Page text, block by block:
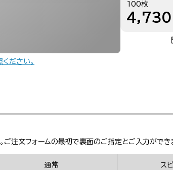
100枚
4,730
ださい。
注文フォームの最初で裏面のご指定とご入力ができ
通常 ス